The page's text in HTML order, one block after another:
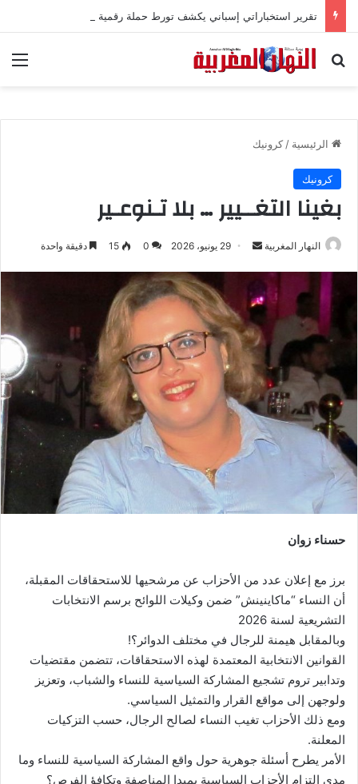
بحث عن
الرئيسية / كرونيك
كرونيك
بغينا التغــيير … بلا تـنوعـير
النهار المغربية
ل
ب
ر
د
ا
إ
ك
و
29 يونيو، 2026 0
15 دقيقة واحدة
حسناء زوان
برز مع إعلان عدد من الأحزاب عن مرشحيها للاستحقاقات المقبلة،
أن النساء “ماكاينينش” ضمن وكيلات اللوائح برسم الانتخابات
التشريعية لسنة 2026
وبالمقابل هيمنة للرجال في مختلف الدوائر؟!
القوانين الانتخابية المعتمدة لهذه الاستحقاقات، تتضمن مقتضيات
وتدابير تروم تشجيع المشاركة السياسية للنساء والشباب، وتعزيز
ولوجهن إلى مواقع القرار والتمثيل السياسي.
ومع ذلك الأحزاب تغيب النساء لصالح الرجال، حسب التزكيات
المعلنة.
الأمر يطرح أسئلة جوهرية حول واقع المشاركة السياسية للنساء وما
مدى التزام الأحزاب السياسية بمبدإ المناصفة وتكافؤ الفرص؟